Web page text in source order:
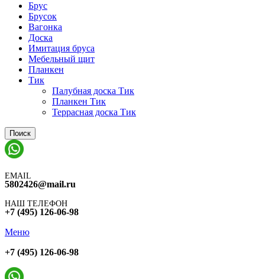
Брус
Брусок
Вагонка
Доска
Имитация бруса
Мебельный щит
Планкен
Тик
Палубная доска Тик
Планкен Тик
Террасная доска Тик
Поиск
EMAIL
5802426@mail.ru
НАШ ТЕЛЕФОН
+7 (495) 126-06-98
Меню
+7 (495) 126-06-98